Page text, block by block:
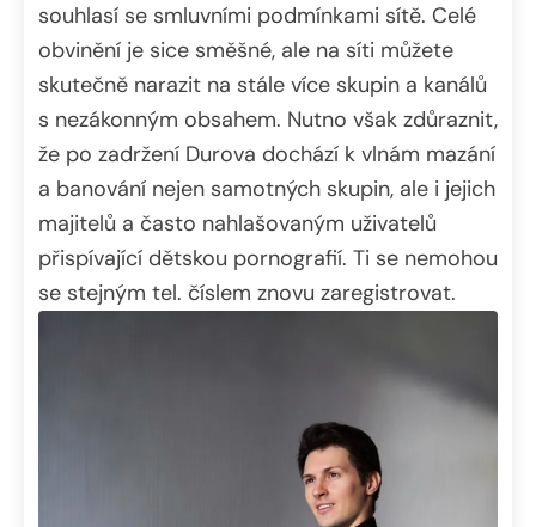
souhlasí se smluvními podmínkami sítě. Celé
obvinění je sice směšné, ale na síti můžete
skutečně narazit na stále více skupin a kanálů
s nezákonným obsahem. Nutno však zdůraznit,
že po zadržení Durova dochází k vlnám mazání
a banování nejen samotných skupin, ale i jejich
majitelů a často nahlašovaným uživatelů
přispívající dětskou pornografií. Ti se nemohou
se stejným tel. číslem znovu zaregistrovat.